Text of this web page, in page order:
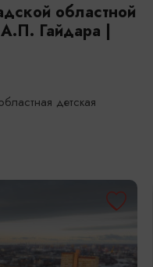
областной
Гайдара |
детская